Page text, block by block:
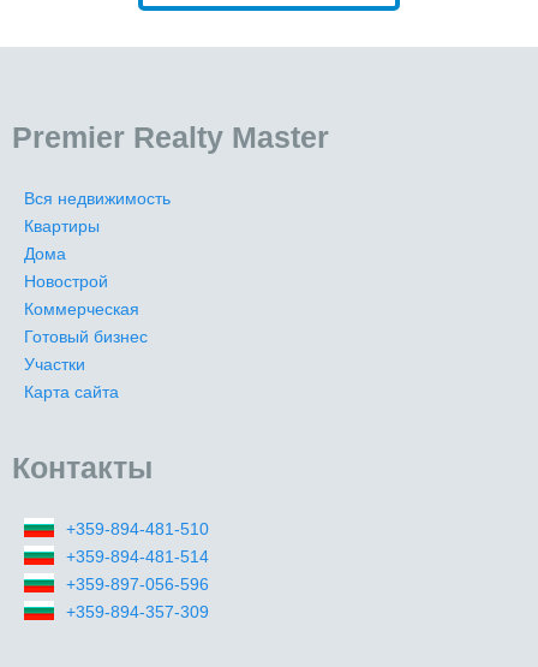
Premier Realty Master
Вся недвижимость
Квартиры
Дома
Новострой
Коммерческая
Готовый бизнес
Участки
Карта сайта
Контакты
+359-894-481-510
+359-894-481-514
+359-897-056-596
+359-894-357-309